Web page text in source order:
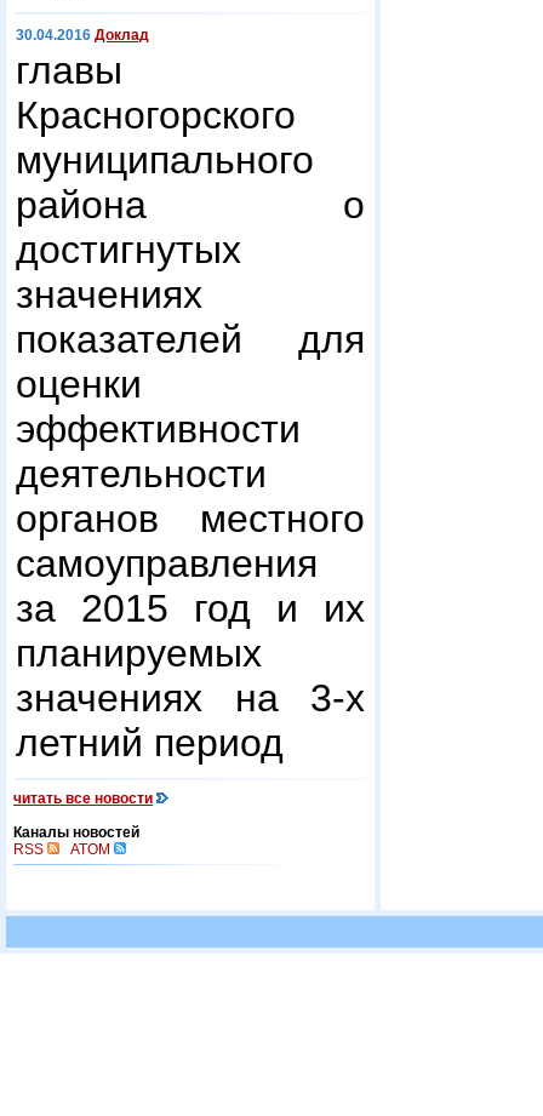
30.04.2016 Доклад
главы
Красногорского
муниципального
района о
достигнутых
значениях
показателей для
оценки
эффективности
деятельности
органов местного
самоуправления
за 2015 год и их
планируемых
значениях на 3-х
летний период
читать все новости
Каналы новостей
RSS
ATOM